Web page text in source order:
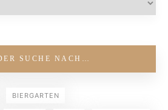
SUCHE NACH…
BIERGARTEN